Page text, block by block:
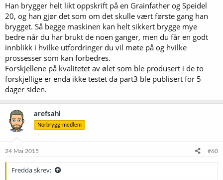
Han brygger helt likt oppskrift på en Grainfather og Speidel
20, og han gjør det som om det skulle vært første gang han
brygget. Så begge maskinen kan helt sikkert brygge mye
bedre når du har brukt de noen ganger, men du får en godt
innblikk i hvilke utfordringer du vil møte på og hvilke
prossesser som kan forbedres.
Forskjellene på kvalitetet av ølet som ble produsert i de to
forskjellige er enda ikke testet da part3 ble publisert for 5
dager siden.
arefsahl
Norbrygg-medlem
24 Mai 2015 #60
Fredda skrev: